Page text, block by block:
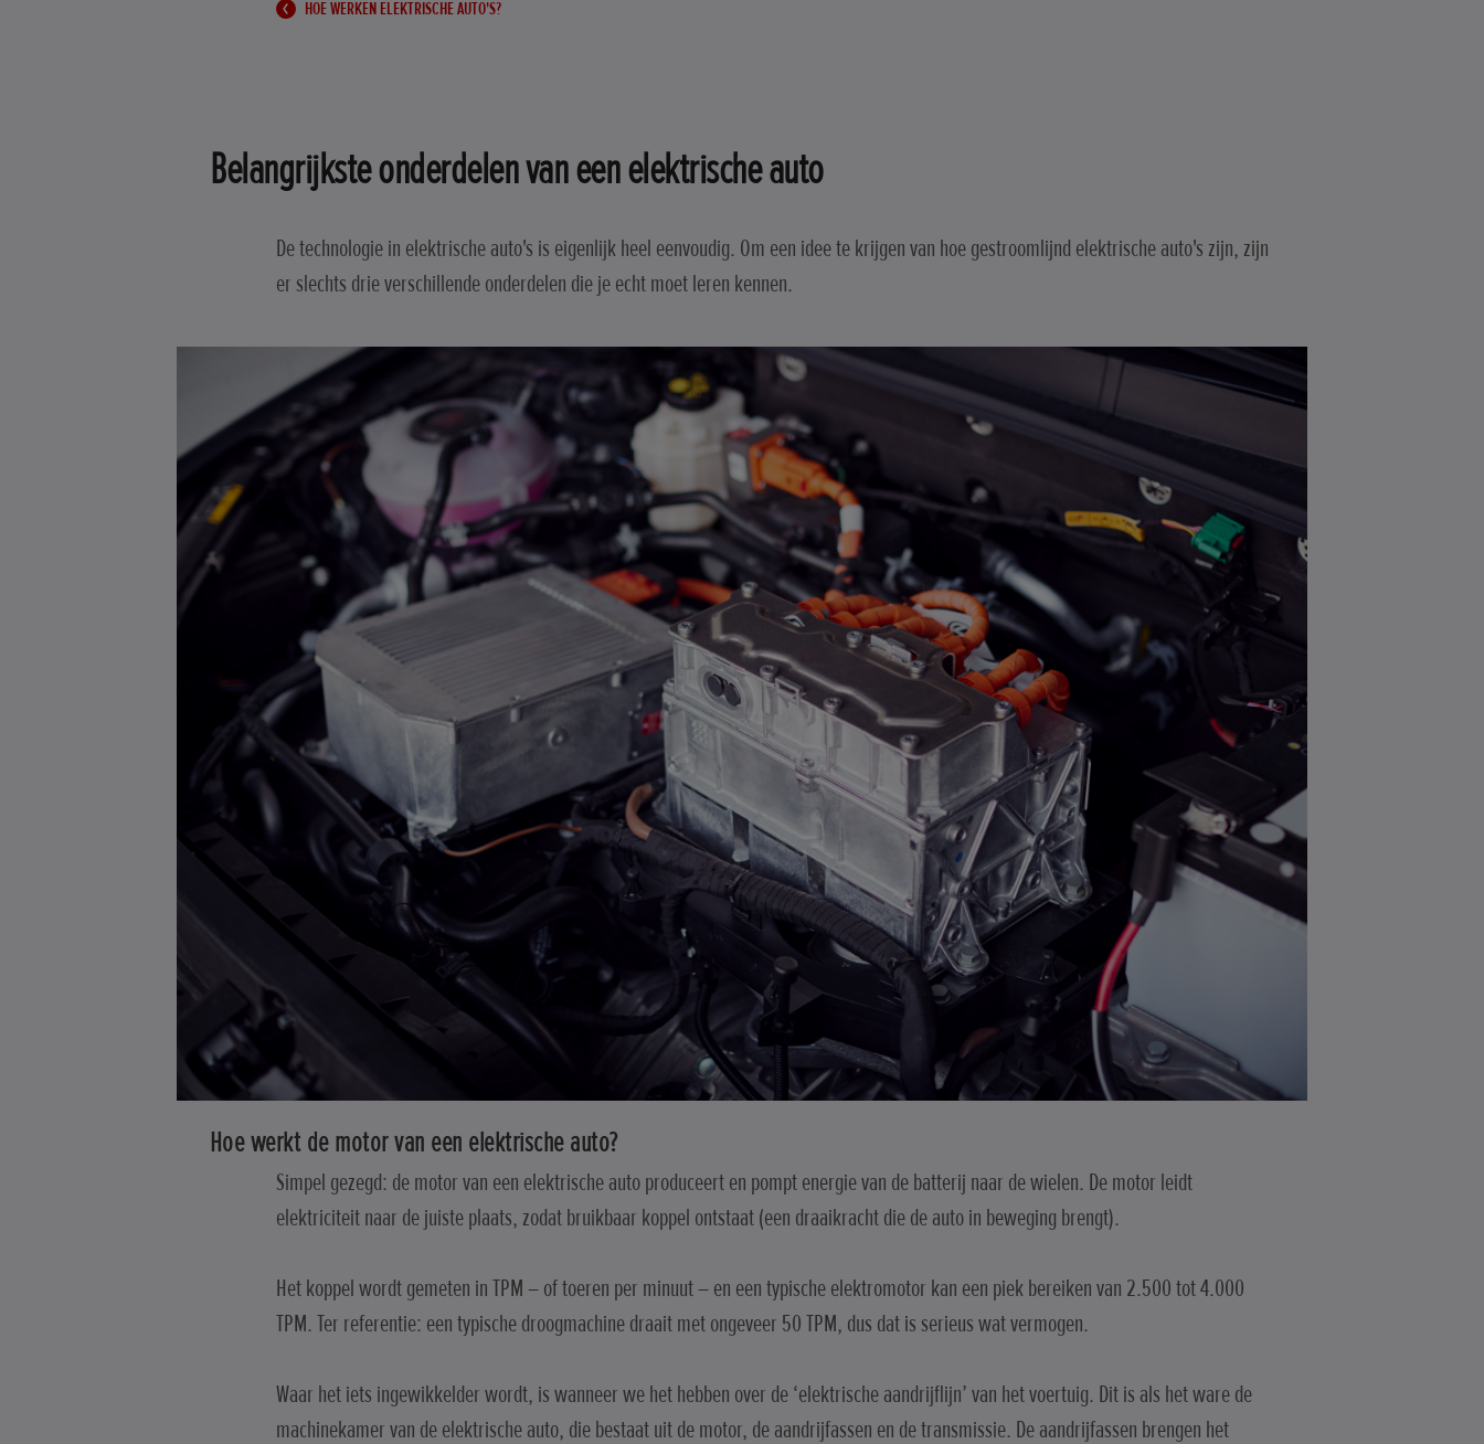
HOE WERKEN ELEKTRISCHE AUTO'S?
Belangrijkste onderdelen van een elektrische auto
De technologie in elektrische auto's is eigenlijk heel eenvoudig. Om een idee te krijgen van hoe gestroomlijnd elektrische auto's zijn, zijn
er slechts drie verschillende onderdelen die je echt moet leren kennen.
Hoe werkt de motor van een elektrische auto?
Simpel gezegd: de motor van een elektrische auto produceert en pompt energie van de batterij naar de wielen. De motor leidt
elektriciteit naar de juiste plaats, zodat bruikbaar koppel ontstaat (een draaikracht die de auto in beweging brengt).
Het koppel wordt gemeten in TPM – of toeren per minuut – en een typische elektromotor kan een piek bereiken van 2.500 tot 4.000
TPM. Ter referentie: een typische droogmachine draait met ongeveer 50 TPM, dus dat is serieus wat vermogen.
Waar het iets ingewikkelder wordt, is wanneer we het hebben over de ‘elektrische aandrijflijn’ van het voertuig. Dit is als het ware de
machinekamer van de elektrische auto, die bestaat uit de motor, de aandrijfassen en de transmissie. De aandrijfassen brengen het